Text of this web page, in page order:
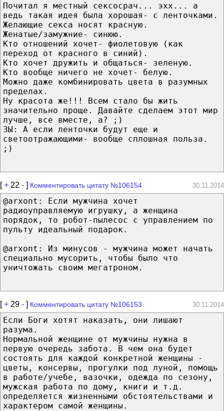
Почитал я местный сексосрач... эхх... а
ведь такая идея была хорошая- с ленточками.
Желающие секса носят красную.
Женатые/замужние- синюю.
Кто отношений хочет- фиолетовую (как
переход от красного в синий).
Кто хочет дружить и общаться- зеленую.
Кто вообще ничего не хочет- белую.
Можно даже комбинировать цвета в разумных
пределах.
Ну красота же!!! Всем стало бы жить
значительно проще. Давайте сделаем этот мир
лучше, все вместе, а? ;)
ЗЫ: А если ленточки будут еще и
светоотражающими- вообще сплошная польза.
;)
[+ 22 - ] Комментировать цитату №106154 30.11.2014
@arxont: Если мужчина хочет
радиоуправляемую игрушку, а женщина
порядок, то робот-пылесос с управлением по
пульту идеальный подарок.
@arxont: Из минусов - мужчина может начать
специально мусорить, чтобы было что
уничтожать своим мегатроном.
[+ 29 - ] Комментировать цитату №106153 30.11.2014
Если Боги хотят наказать, они лишают
разума.
Нормальной женщине от мужчины нужна в
первую очередь забота. В чем она будет
состоять для каждой конкретной женщины -
цветы, консервы, прогулки под луной, помощь
в работе/учебе, вазочки, одежда по сезону,
мужская работа по дому, книги и т.д.
определяется жизненными обстоятельствами и
характером самой женщины.